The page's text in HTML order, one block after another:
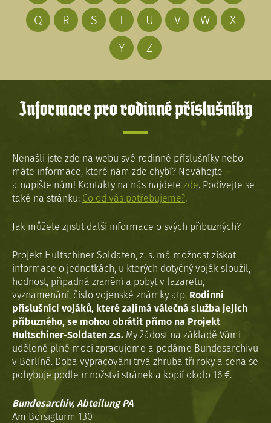
Q
R S T U V W
X
Y
Z
Informace pro rodinné příslušníky
Nenašli jste zde na webu své rodinné příslušníky nebo
máte informace, které nám zde chybí? Neváhejte
a napište nám! Kontakty na nás najdete zde. Podívejte se
také na stránku: Co od vás potřebujeme?.
Jak můžete zjistit další informace o svých příbuzných?
Projekt Hultschiner-Soldaten, z. s. má možnost získat
informace o jednotkách, u kterých dotyčný voják sloužil,
hodnost, případná zranění a pobyt v lazaretu,
vyznamenání, číslo vojenské známky atp. Rodinní
příslušníci vojáků, které zajímá válečná služba jejich
příbuzného, se mohou obrátit přímo na Projekt
Hultschiner-Soldaten z.s. My žádost na základě Vámi
udělené plné moci zpracujeme a podáme Bundesarchivu
v Berlíně. Doba vypracováni trvá zhruba tři roky a cena se
pohybuje podle množství stránek a kopií okolo 16 €.
Bundesarchiv, Abteilung PA
Am Borsigturm 130